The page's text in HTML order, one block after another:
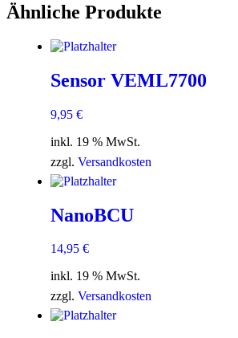
Ähnliche Produkte
Sensor VEML7700
9,95 €
inkl. 19 % MwSt.
zzgl. Versandkosten
NanoBCU
14,95 €
inkl. 19 % MwSt.
zzgl. Versandkosten